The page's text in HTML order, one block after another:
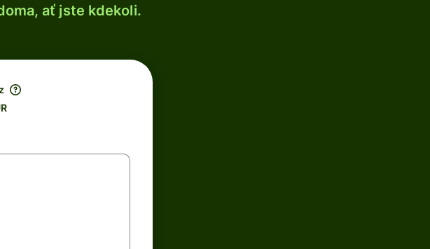
ať jste kdekoli.